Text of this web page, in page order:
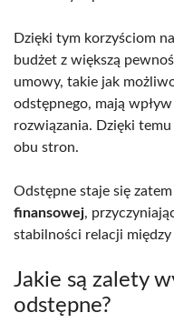
Dzięki tym korzyściom
budżet z większą
umowy, takie jak
odstępnego, mają
rozwiązania. Dzięki
obu stron.
Odstępne staje się
finansowej,
stabilności relacji
Jakie są zalety
odstępne?